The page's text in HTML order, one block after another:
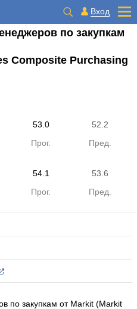
Вход
по закупкам
Composite Purchasing
53.0
52.2
Прог. Пред.
54.1
53.6
Прог. Пред.
по закупкам от Markit (Markit